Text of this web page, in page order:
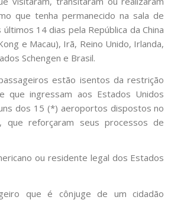
que tenha permanecido na sala de
14 dias pela República da China
e Macau), Irã, Reino Unido, Irlanda,
Schengen e Brasil.
estão isentos da restrição
que ingressam aos Estados Unidos
dos 15 (*) aeroportos dispostos no
que reforçaram seus processos de
ou residente legal dos Estados
que é cônjuge de um cidadão